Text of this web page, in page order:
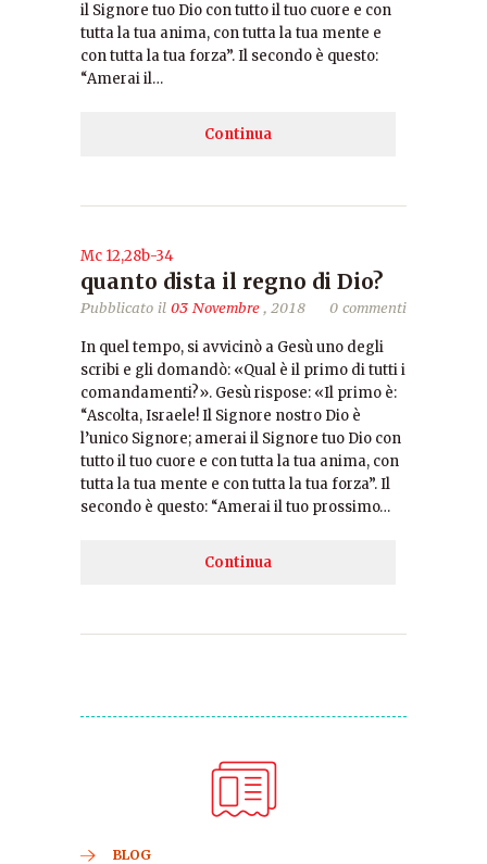
il Signore tuo Dio con tutto il tuo cuore e con
tutta la tua anima, con tutta la tua mente e
con tutta la tua forza”. Il secondo è questo:
“Amerai il…
Continua
Mc 12,28b-34
quanto dista il regno di Dio?
Pubblicato il 03 Novembre, 2018 0 commenti
In quel tempo, si avvicinò a Gesù uno degli
scribi e gli domandò: «Qual è il primo di tutti i
comandamenti?». Gesù rispose: «Il primo è:
“Ascolta, Israele! Il Signore nostro Dio è
l’unico Signore; amerai il Signore tuo Dio con
tutto il tuo cuore e con tutta la tua anima, con
tutta la tua mente e con tutta la tua forza”. Il
secondo è questo: “Amerai il tuo prossimo…
Continua
BLOG